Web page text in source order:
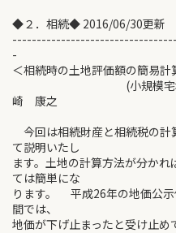
◆２．相続◆ 2016/06/30更新
-
＜相続時の土地評価額の簡易
(小規模宅地等の
崎 康之
今回は相続財産と相続税の計
て説明いたし
ます。土地の計算方法が分か
ては簡単にな
ります。 平成26年の地価公
間では、
地価が下げ止まったと受け止め